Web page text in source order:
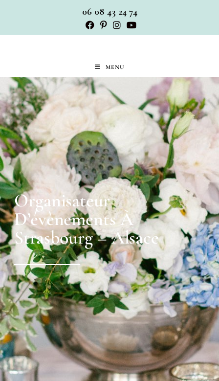
06 08 43 24 74
MENU
Organisateur
D’évènements À
Strasbourg – Alsace